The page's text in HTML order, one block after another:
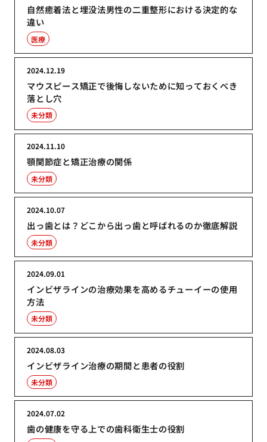
自然癒着法と埋没法男性の二重整形における決定的な
違い
医療
マウスピース矯正で後悔しないために知っておくべき
落とし穴
2024.12.19
未分類
顎関節症と矯正治療の関係
2024.11.10
未分類
出っ歯とは？どこから出っ歯と呼ばれるのか徹底解説
2024.10.07
未分類
インビザラインの治療効果を高めるチューイーの使用
方法
2024.09.01
未分類
インビザライン治療の期間と患者の役割
2024.08.03
未分類
歯の健康を守る上での歯科衛生士の役割
2024.07.02